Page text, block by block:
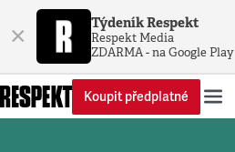
× Týdeník Respekt
Respekt Media
ZDARMA - na Google Play
Koupit předplatné